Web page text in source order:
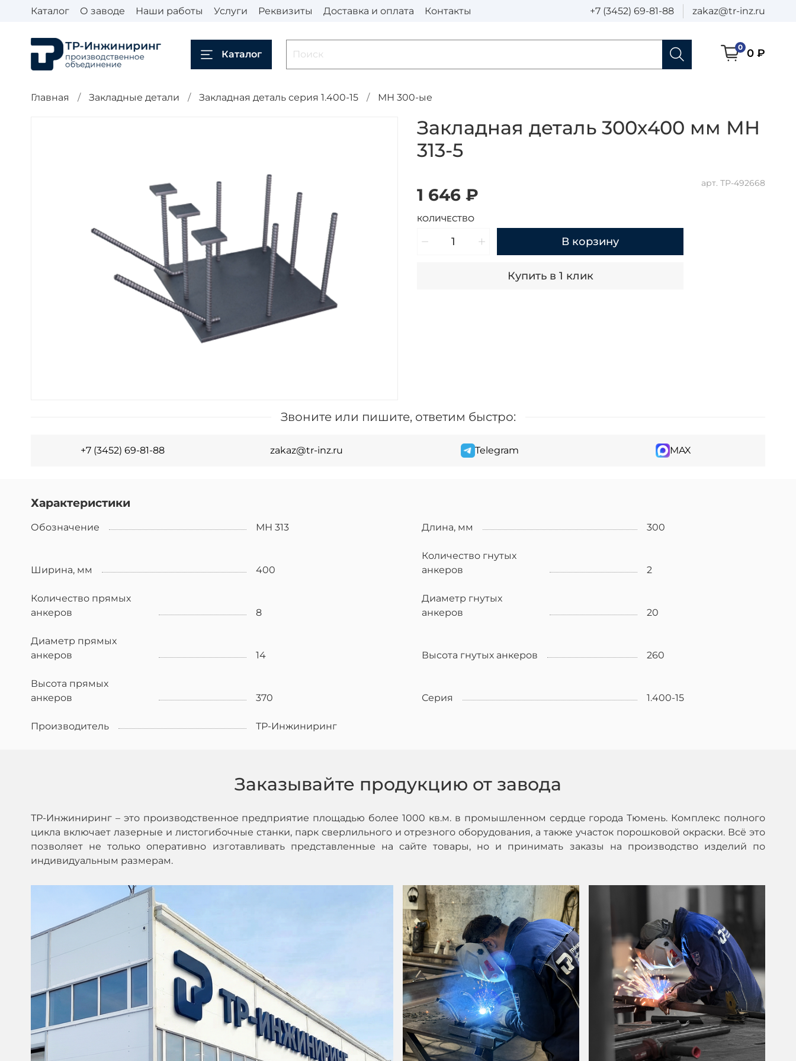
Каталог О заводе Наши работы Услуги Реквизиты Доставка и оплата Контакты +7 (3452) 69-81-88 zakaz@tr-inz.ru
Каталог
0 0 ₽
Главная Закладные детали Закладная деталь серия 1.400-15 МН 300-ые
арт. ТР-492668
Закладная деталь 300х400 мм МН
313-5
1 646 ₽
КОЛИЧЕСТВО
В корзину
Купить в 1 клик
Звоните или пишите, ответим быстро:
+7 (3452) 69-81-88 zakaz@tr-inz.ru Telegram MAX
Характеристики
Обозначение МН 313 Длина, мм 300
Ширина, мм 400
Количество гнутых
анкеров
2
Количество прямых
анкеров
8
Диаметр гнутых
анкеров
20
Диаметр прямых
анкеров
14 Высота гнутых анкеров 260
Высота прямых
анкеров
370 Серия 1.400-15
Производитель ТР-Инжиниринг
Заказывайте продукцию от завода
ТР-Инжиниринг – это производственное предприятие площадью более 1000 кв.м. в промышленном сердце города Тюмень. Комплекс полного
цикла включает лазерные и листогибочные станки, парк сверлильного и отрезного оборудования, а также участок порошковой окраски. Всё это
позволяет не только оперативно изготавливать представленные на сайте товары, но и принимать заказы на производство изделий по
индивидуальным размерам.